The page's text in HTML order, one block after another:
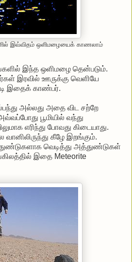
இவ்விதம் ஒளிமழையைக் காணலாம்
இந்த ஒளிமழை தென்படும்.
இரவில் ஊருக்கு வெளியே
இதைக் காண்பர்.
அல்லது அதை விட சற்றே
பூமியில் வந்து
எரிந்து போவது கிடையாது.
வானிலிருந்து கீழே இறங்கும்.
வெடித்து அத்துண்டுகள்
இதை Meteorite